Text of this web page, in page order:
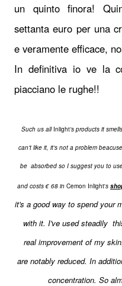
un quinto finora!
settanta euro per una
e veramente efficace,
In definitiva io ve la
piacciano le rughe!!
Such us all Inlight's products it
can't like it, it's not a problem
be absorbed so I suggest you to
and costs € 68 in Cemon Inlight's
it's a good way to spend your
with it. I've used steadily
real improvement of my
are notably reduced. In
concentration. So